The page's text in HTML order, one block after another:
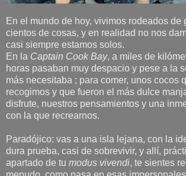
En el mundo de hoy, vivimos rodeados de
cientos de cosas, y en realidad no nos
casi siempre estamos solos.
En la Captain Cook Bay, a miles de
horas pasaban muy despacio y pese a la
más necesitaba ; para comer, unos cocos
recogimos y que fueron el más dulce
disfrute, nuestros pensamientos y una
con la que recrearnos.
Paradójico: vas a una isla lejana, con la
dura prueba, casi de sobrevivir, y allí,
apartado de tu modus vivendi, te sientes